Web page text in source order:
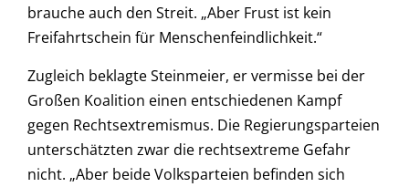
brauche auch den Streit. „Aber Frust ist kein
Freifahrtschein für Menschenfeindlichkeit.“
Zugleich beklagte Steinmeier, er vermisse bei der
Großen Koalition einen entschiedenen Kampf
gegen Rechtsextremismus. Die Regierungsparteien
unterschätzten zwar die rechtsextreme Gefahr
nicht. „Aber beide Volksparteien befinden sich